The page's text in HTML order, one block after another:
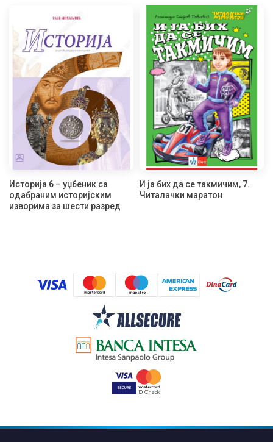
Историја 6 – уџбеник са
одабраним историјским
изворима за шести разред
И ја бих да се такмичим, 7.
Читалачки маратон